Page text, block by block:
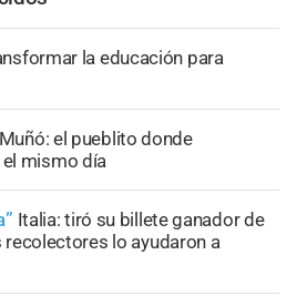
la educación para
el pueblito donde
mismo día
Italia: tiró su billete ganador de
recolectores lo ayudaron a